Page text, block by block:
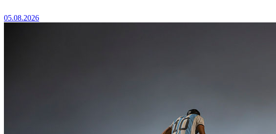
05.08.2026